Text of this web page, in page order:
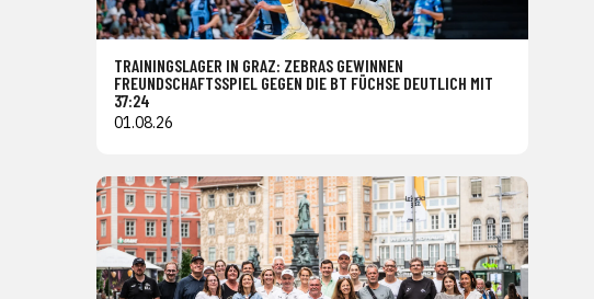
TRAININGSLAGER IN GRAZ: ZEBRAS GEWINNEN
FREUNDSCHAFTSSPIEL GEGEN DIE BT FÜCHSE DEUTLICH MIT
37:24
01.08.26